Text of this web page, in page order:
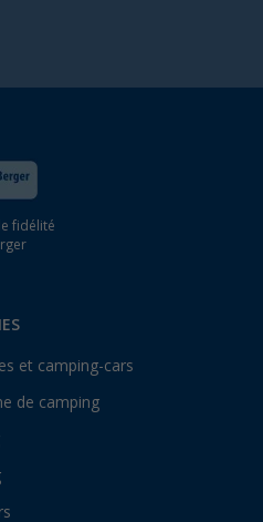
fidélité
et camping-cars
de camping